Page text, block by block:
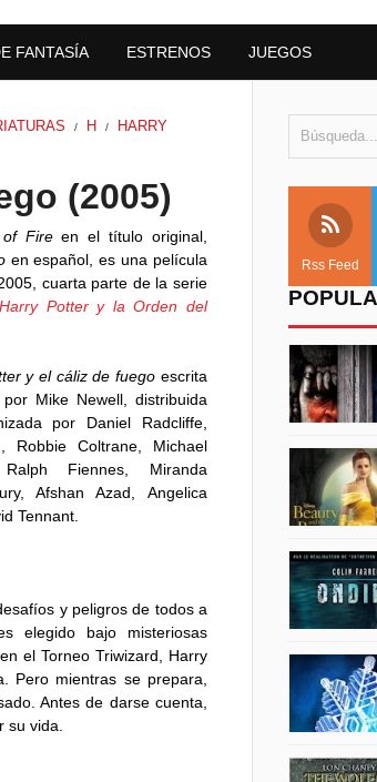
FANTASÍA ESTRENOS JUEGOS
/ H /
HARRY
(2005)
Fireen el título original,
en español, es una película
cuarta parte de la serie
Harry Potter y la Orden del
y el cáliz de fuego escrita
Mike Newell, distribuida
por Daniel Radcliffe,
Robbie Coltrane, Michael
Fiennes, Miranda
Afshan Azad, Angelica
Tennant.
y peligros de todos a
elegido bajo misteriosas
el Torneo Triwizard, Harry
Pero mientras se prepara,
Antes de darse cuenta,
vida.
Rss Feed